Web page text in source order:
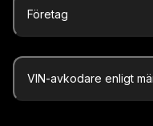
Företag
VIN-avkodare enligt